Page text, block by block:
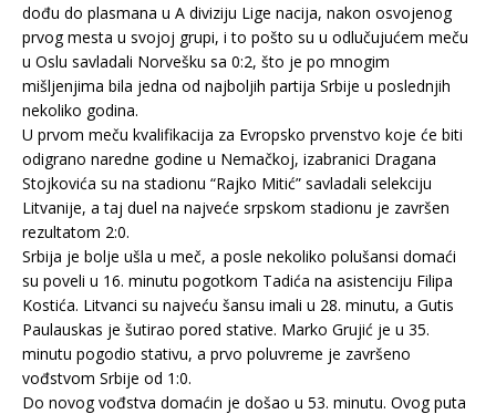
dođu do plasmana u A diviziju Lige nacija, nakon osvojenog
prvog mesta u svojoj grupi, i to pošto su u odlučujućem meču
u Oslu savladali Norvešku sa 0:2, što je po mnogim
mišljenjima bila jedna od najboljih partija Srbije u poslednjih
nekoliko godina.
U prvom meču kvalifikacija za Evropsko prvenstvo koje će biti
odigrano naredne godine u Nemačkoj, izabranici Dragana
Stojkovića su na stadionu “Rajko Mitić” savladali selekciju
Litvanije, a taj duel na najveće srpskom stadionu je završen
rezultatom 2:0.
Srbija je bolje ušla u meč, a posle nekoliko polušansi domaći
su poveli u 16. minutu pogotkom Tadića na asistenciju Filipa
Kostića. Litvanci su najveću šansu imali u 28. minutu, a Gutis
Paulauskas je šutirao pored stative. Marko Grujić je u 35.
minutu pogodio stativu, a prvo poluvreme je završeno
vođstvom Srbije od 1:0.
Do novog vođstva domaćin je došao u 53. minutu. Ovog puta